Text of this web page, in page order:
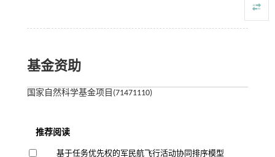
基金资助
国家自然科学基金项目(71471110)